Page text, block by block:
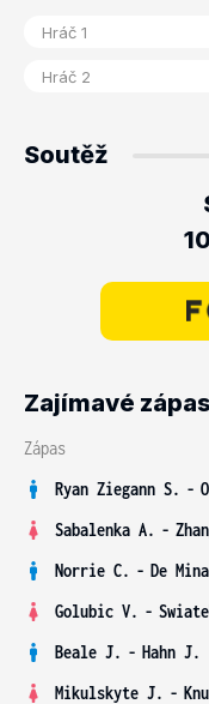
Soutěž
Zajímavé
Zápas
Ryan Ziegann S. -
Sabalenka A. -
Norrie C. - De
Golubic V. -
Beale J. - Hahn J.
Mikulskyte J. -